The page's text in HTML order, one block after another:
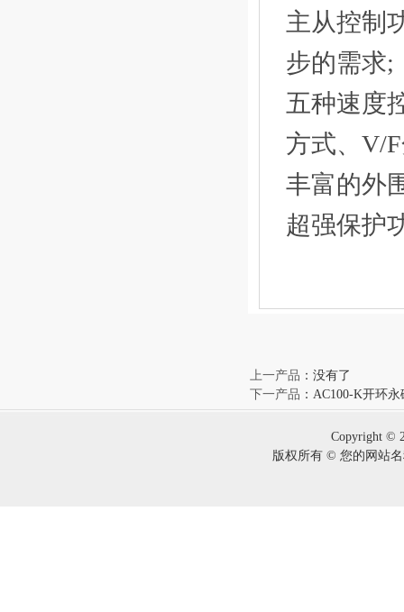
主从控制
步的需求;
五种速度
方式、V/
丰富的外
超强保护
上一产品 ：没有了
下一产品 ： AC100-K开环
Copyright ©
版权所有 © 您的网站